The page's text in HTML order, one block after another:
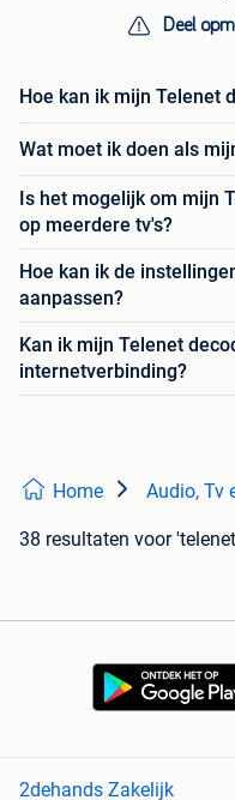
Deel
Hoe kan ik mijn Telenet
Wat moet ik doen als
Is het mogelijk om mijn
op meerdere tv's?
Hoe kan ik de
aanpassen?
Kan ik mijn Telenet
internetverbinding?
Home Audio, Tv
38 resultaten voor
2dehands Zakelijk